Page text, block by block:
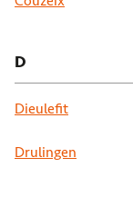
D
Dieulefit
Drulingen